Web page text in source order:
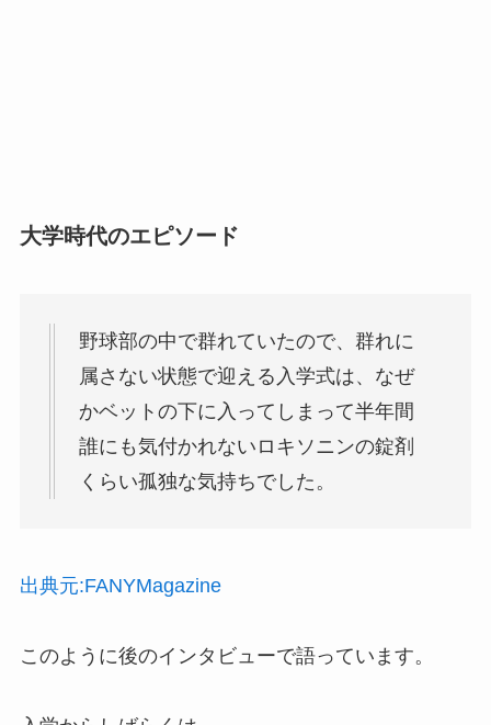
大学時代のエピソード
野球部の中で群れていたので、群れに
属さない状態で迎える入学式は、なぜ
かベットの下に入ってしまって半年間
誰にも気付かれないロキソニンの錠剤
くらい孤独な気持ちでした。
出典元:FANYMagazine
このように後のインタビューで語っています。